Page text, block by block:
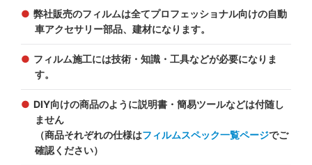
弊社販売のフィルムは全てプロフェッショナル向けの自動
車アクセサリー部品、建材になります。
フィルム施工には技術・知識・工具などが必要になりま
す。
DIY向けの商品のように説明書・簡易ツールなどは付随し
ません
（商品それぞれの仕様はフィルムスペック一覧ページでご
確認ください）